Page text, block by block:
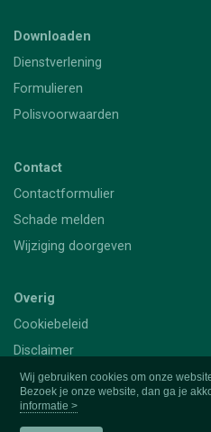
Wij gebruiken cookies om onze
Bezoek je onze website, dan ga je
informatie >
Downloaden
Dienstverlening
Formulieren
Polisvoorwaarden
Contact
Contactformulier
Schade melden
Wijziging doorgeven
Overig
Cookiebeleid
Disclaimer
Privacy